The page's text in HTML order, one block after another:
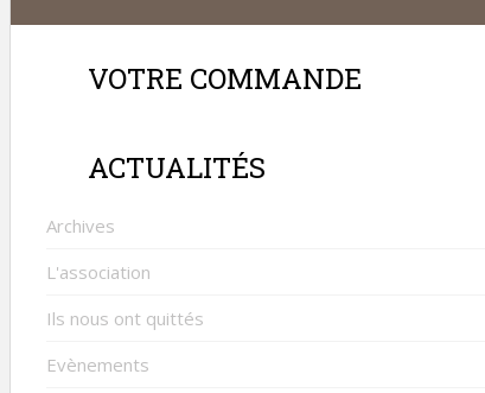
VOTRE COMMANDE
ACTUALITÉS
Archives
L'association
Ils nous ont quittés
Evènements